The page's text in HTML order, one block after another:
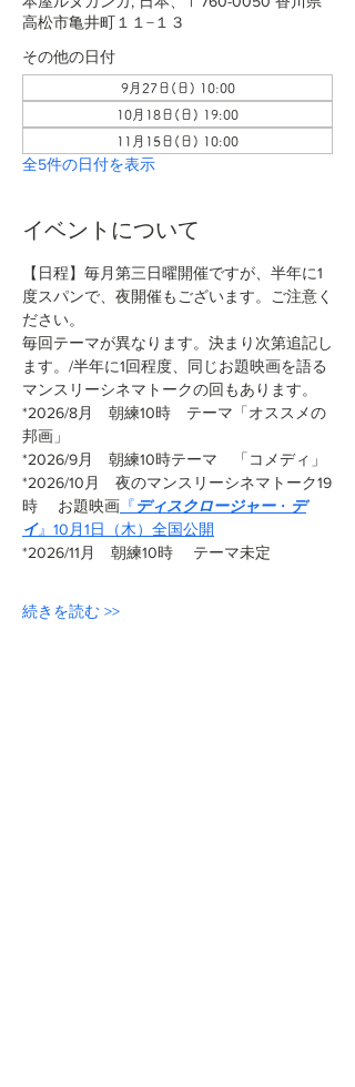
高松市亀井町１１−１３
その他の日付
9月27日(日) 10:00
10月18日(日) 19:00
11月15日(日) 10:00
全5件の日付を表示
イベントについて
【日程】毎月第三日曜開催ですが、半年に1
度スパンで、夜開催もございます。ご注意く
ださい。
毎回テーマが異なります。決まり次第追記し
ます。/半年に1回程度、同じお題映画を語る
マンスリーシネマトークの回もあります。
*2026/8月　朝練10時　テーマ「オススメの
邦画」
*2026/9月　朝練10時テーマ　「コメディ」
*2026/10月　夜のマンスリーシネマトーク19
時 　お題映画 『ディスクロージャー・ デ
イ』10月1日（木）全国公開
*2026/11月　朝練10時　 テーマ未定
続きを読む >>